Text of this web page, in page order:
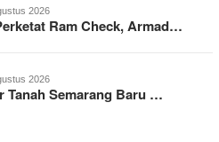
2026
Ram Check, Armad…
2026
Tanah Semarang Baru …